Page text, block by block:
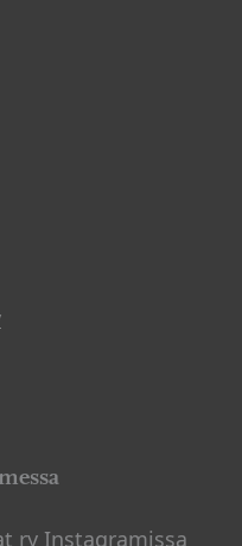
ry Instagramissa